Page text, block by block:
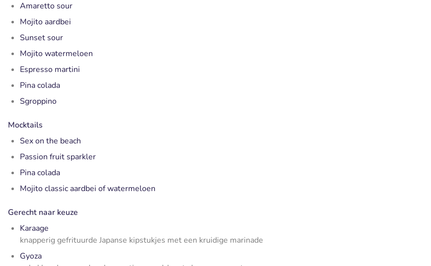
Amaretto sour
Mojito aardbei
Sunset sour
Mojito watermeloen
Espresso martini
Pina colada
Sgroppino
Mocktails
Sex on the beach
Passion fruit sparkler
Pina colada
Mojito classic aardbei of watermeloen
Gerecht naar keuze
Karaage
knapperig gefrituurde Japanse kipstukjes met een kruidige marinade
Gyoza